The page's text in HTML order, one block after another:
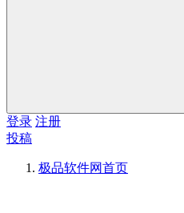
登录 注册
投稿
极品软件网首页